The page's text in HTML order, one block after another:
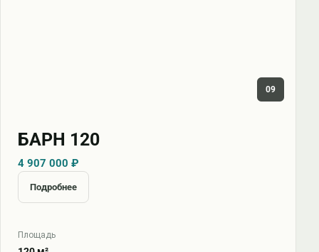
09
БАРН 120
4 907 000 ₽
Подробнее
Площадь